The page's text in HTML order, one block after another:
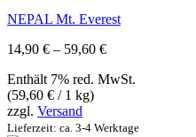
NEPAL Mt. Everest
14,90 € – 59,60 €Preisspanne:
bis
Enthält 7% red. MwSt.
(59,60 € / 1 kg)
zzgl. Versand
Lieferzeit: ca. 3-4 Werktage